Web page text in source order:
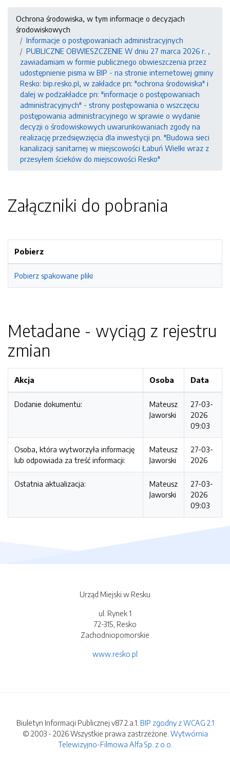
Ochrona środowiska, w tym informacje o decyzjach
środowiskowych
Informacje o postępowaniach administracyjnych
PUBLICZNE OBWIESZCZENIE W dniu 27 marca 2026 r. ,
zawiadamiam w formie publicznego obwieszczenia przez
udostępnienie pisma w BIP - na stronie internetowej gminy
Resko: bip.resko.pl, w zakładce pn: "ochrona środowiska" i
dalej w podzakładce pn: "informacje o postępowaniach
administracyjnych" - strony postępowania o wszczęciu
postępowania administracyjnego w sprawie o wydanie
decyzji o środowiskowych uwarunkowaniach zgody na
realizację przedsięwzięcia dla inwestycji pn. "Budowa sieci
kanalizacji sanitarnej w miejscowości Łabuń Wielki wraz z
przesyłem ścieków do miejscowości Resko"
Załączniki do pobrania
Pobierz
Pobierz spakowane pliki
Metadane - wyciąg z rejestru
zmian
Akcja Osoba Data
Dodanie dokumentu:
Mateusz
Jaworski
27-03-
2026
09:03
Osoba, która wytworzyła informację
lub odpowiada za treść informacji:
Mateusz
Jaworski
27-03-
2026
Ostatnia aktualizacja:
Mateusz
Jaworski
27-03-
2026
09:03
Urząd Miejski w Resku
ul. Rynek 1
72-315, Resko
Zachodniopomorskie
www.resko.pl
Biuletyn Informacji Publicznej v87.2.a.1. BIP zgodny z WCAG 2.1
© 2003 - 2026 Wszystkie prawa zastrzeżone. Wytwórnia
Telewizyjno-Filmowa Alfa Sp. z o.o.